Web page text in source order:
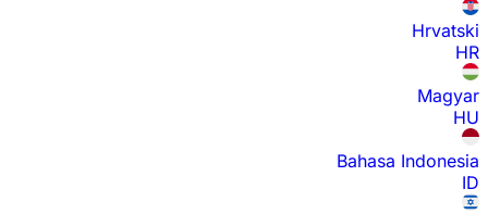
Hrvatski
HR
Magyar
HU
Bahasa Indonesia
ID